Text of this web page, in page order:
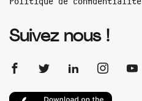
Suivez nous !